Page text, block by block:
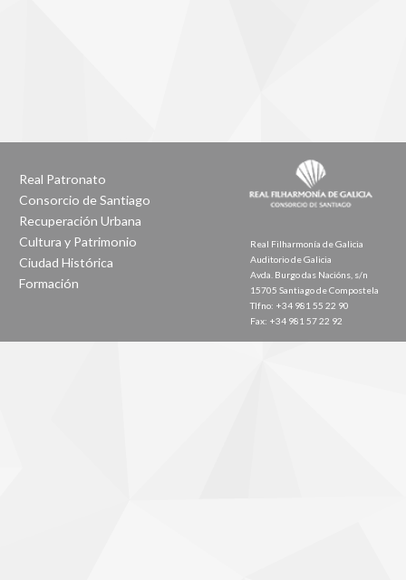
Real Patronato
Consorcio de Santiago
Recuperación Urbana
Cultura y Patrimonio
Ciudad Histórica
Formación
Real Filharmonía de Galicia
Auditorio de Galicia
Avda. Burgo das Nacións, s/n
15705 Santiago de Compostela
Tlfno: +34 981 55 22 90
Fax: +34 981 57 22 92